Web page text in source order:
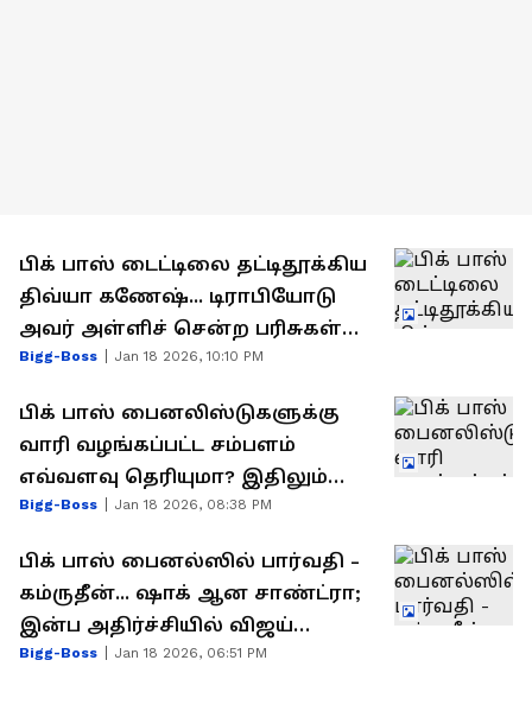
பிக் பாஸ் டைட்டிலை தட்டிதூக்கிய
திவ்யா கணேஷ்... டிராபியோடு
அவர் அள்ளிச் சென்ற பரிசுகள்
என்னென்ன?
Bigg-Boss Jan 18 2026, 10:10 PM
பிக் பாஸ் பைனலிஸ்டுகளுக்கு
வாரி வழங்கப்பட்ட சம்பளம்
எவ்வளவு தெரியுமா? இதிலும்
திவ்யா தான் டாப்பு..!
Bigg-Boss Jan 18 2026, 08:38 PM
பிக் பாஸ் பைனல்ஸில் பார்வதி -
கம்ருதீன்... ஷாக் ஆன சாண்ட்ரா;
இன்ப அதிர்ச்சியில் விஜய்
சேதுபதி..!
Bigg-Boss Jan 18 2026, 06:51 PM